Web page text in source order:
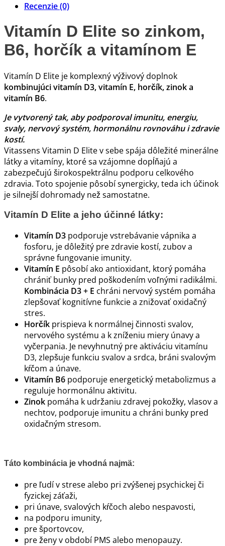
B6,
a
E
Recenzie (0)
Vitamín D Elite so zinkom,
B6, horčík a vitamínom E
Vitamín D Elite je komplexný výživový doplnok
kombinujúci vitamín D3, vitamín E, horčík, zinok a
vitamín B6.
Je vytvorený tak, aby podporoval imunitu, energiu,
svaly, nervový systém, hormonálnu rovnováhu i zdravie
kostí.
Vitassens Vitamin D Elite v sebe spája dôležité minerálne
látky a vitamíny, ktoré sa vzájomne dopĺňajú a
zabezpečujú širokospektrálnu podporu celkového
zdravia. Toto spojenie pôsobí synergicky, teda ich účinok
je silnejší dohromady než samostatne.
Vitamín D Elite a jeho účinné látky:
Vitamín D3 podporuje vstrebávanie vápnika a
fosforu, je dôležitý pre zdravie kostí, zubov a
správne fungovanie imunity.
Vitamín E pôsobí ako antioxidant, ktorý pomáha
chrániť bunky pred poškodením voľnými radikálmi.
Kombinácia D3 + E chráni nervový systém pomáha
zlepšovať kognitívne funkcie a znižovať oxidačný
stres.
Horčík prispieva k normálnej činnosti svalov,
nervového systému a k zníženiu miery únavy a
vyčerpania. Je nevyhnutný pre aktiváciu vitamínu
D3, zlepšuje funkciu svalov a srdca, bráni svalovým
kŕčom a únave.
Vitamín B6 podporuje energetický metabolizmus a
reguluje hormonálnu aktivitu.
Zinok pomáha k udržaniu zdravej pokožky, vlasov a
nechtov, podporuje imunitu a chráni bunky pred
oxidačným stresom.
Táto kombinácia je vhodná najmä:
pre ľudí v strese alebo pri zvýšenej psychickej či
fyzickej záťaži,
pri únave, svalových kŕčoch alebo nespavosti,
na podporu imunity,
pre športovcov,
pre ženy v období PMS alebo menopauzy.